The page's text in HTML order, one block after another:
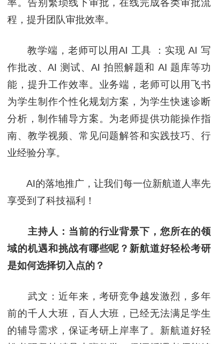
率。告别繁琐线下审批，在线完成各类审批流
程，提升团队审批效率。
教学端，老师可以用AI 工具 ：实现 AI 写
作批改、AI 测试、AI 拍照解题和 AI 题库等功
能，提升工作效率。业务端，老师可以用飞书
为学生制作个性化规划方案，为学生快速诊断
分析，制作辅导方案。为老师提供功能操作指
南、教学视频、常见问题解答和实践技巧、行
业经验分享。
AI的落地推广，让我们每一位新航道人率先
享受到了科技福利！
主持人：当前的行业背景下，您所在的领
域的机遇和挑战有哪些呢？新航道好轻松考研
是如何选择切入点的？
武文：近年来，考研竞争越发激烈，多年
前的千人大班，百人大班，已经无法满足学生
的辅导需求，保证考研上岸率了。新航道好轻